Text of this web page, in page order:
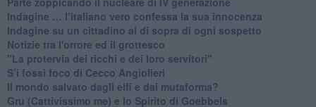
​Indagine … l’italiano vero confessa la sua innocenza
Indagine su un cittadino al di sopra di ogni sospetto
Notizie tra l'orrore ed il grottesco
"La protervia dei ricchi e dei loro servitori"
S’i fossi foco di Cecco Angiolieri
​Il mondo salvato dagli elfi e dai mutaforma?
Gru (Cattivissimo me) e lo Spirito di Goebbels